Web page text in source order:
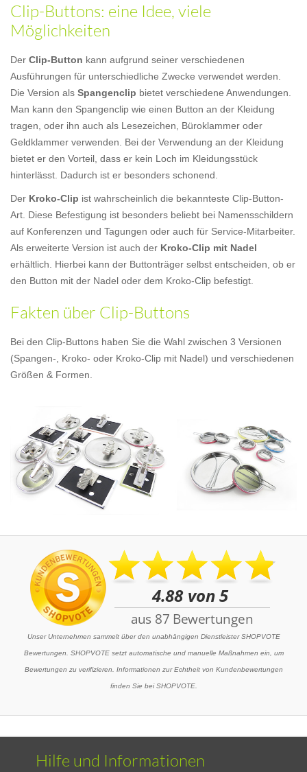
Clip-Buttons: eine Idee, viele
Möglichkeiten
Der Clip-Button kann aufgrund seiner verschiedenen
Ausführungen für unterschiedliche Zwecke verwendet werden.
Die Version als Spangenclip bietet verschiedene Anwendungen.
Man kann den Spangenclip wie einen Button an der Kleidung
tragen, oder ihn auch als Lesezeichen, Büroklammer oder
Geldklammer verwenden. Bei der Verwendung an der Kleidung
bietet er den Vorteil, dass er kein Loch im Kleidungsstück
hinterlässt. Dadurch ist er besonders schonend.
Der Kroko-Clip ist wahrscheinlich die bekannteste Clip-Button-
Art. Diese Befestigung ist besonders beliebt bei Namensschildern
auf Konferenzen und Tagungen oder auch für Service-Mitarbeiter.
Als erweiterte Version ist auch der Kroko-Clip mit Nadel
erhältlich. Hierbei kann der Buttonträger selbst entscheiden, ob er
den Button mit der Nadel oder dem Kroko-Clip befestigt.
Fakten über Clip-Buttons
Bei den Clip-Buttons haben Sie die Wahl zwischen 3 Versionen
(Spangen-, Kroko- oder Kroko-Clip mit Nadel) und verschiedenen
Größen & Formen.
Unser Unternehmen sammelt über den unabhängigen Dienstleister SHOPVOTE
Bewertungen. SHOPVOTE setzt automatische und manuelle Maßnahmen ein, um
Bewertungen zu verifizieren. Informationen zur Echtheit von Kundenbewertungen
finden Sie bei SHOPVOTE.
Hilfe und Informationen